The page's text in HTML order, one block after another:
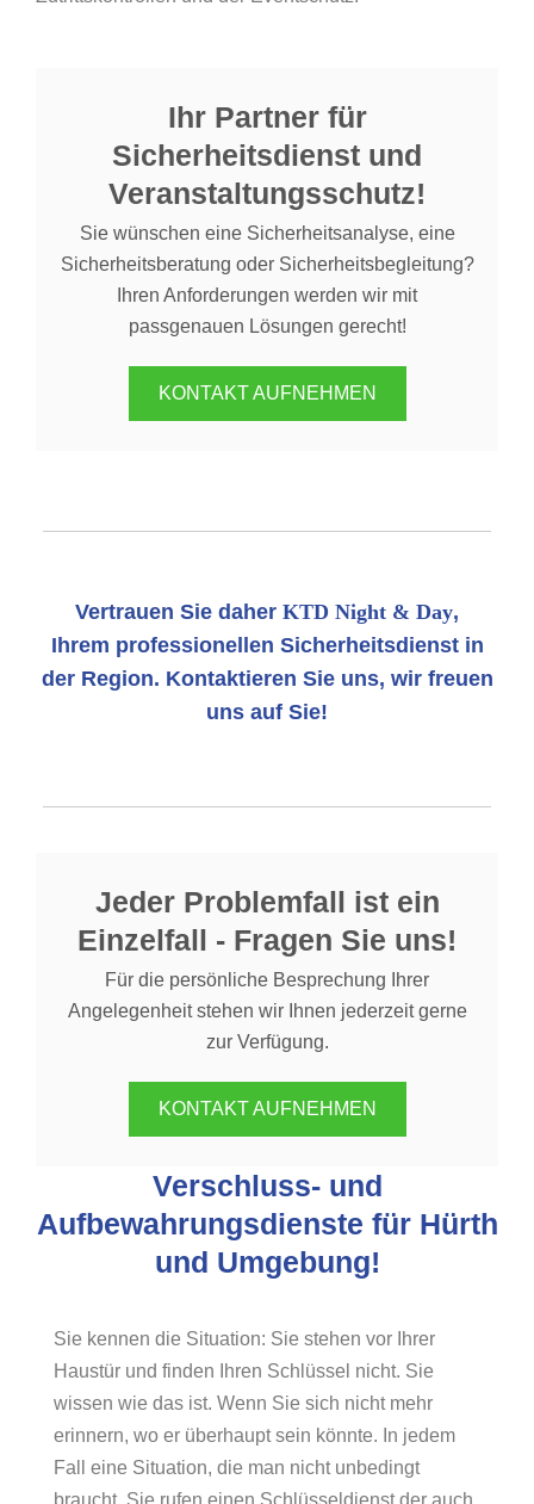
Ihr Partner für
Sicherheitsdienst und
Veranstaltungsschutz!
Sie wünschen eine Sicherheitsanalyse, eine
Sicherheitsberatung oder Sicherheitsbegleitung?
Ihren Anforderungen werden wir mit
passgenauen Lösungen gerecht!
KONTAKT AUFNEHMEN
Vertrauen Sie daher KTD Night & Day,
Ihrem professionellen Sicherheitsdienst in
der Region. Kontaktieren Sie uns, wir freuen
uns auf Sie!
Jeder Problemfall ist ein
Einzelfall - Fragen Sie uns!
Für die persönliche Besprechung Ihrer
Angelegenheit stehen wir Ihnen jederzeit gerne
zur Verfügung.
KONTAKT AUFNEHMEN
Verschluss- und
Aufbewahrungsdienste für Hürth
und Umgebung!
Sie kennen die Situation: Sie stehen vor Ihrer
Haustür und finden Ihren Schlüssel nicht. Sie
wissen wie das ist. Wenn Sie sich nicht mehr
erinnern, wo er überhaupt sein könnte. In jedem
Fall eine Situation, die man nicht unbedingt